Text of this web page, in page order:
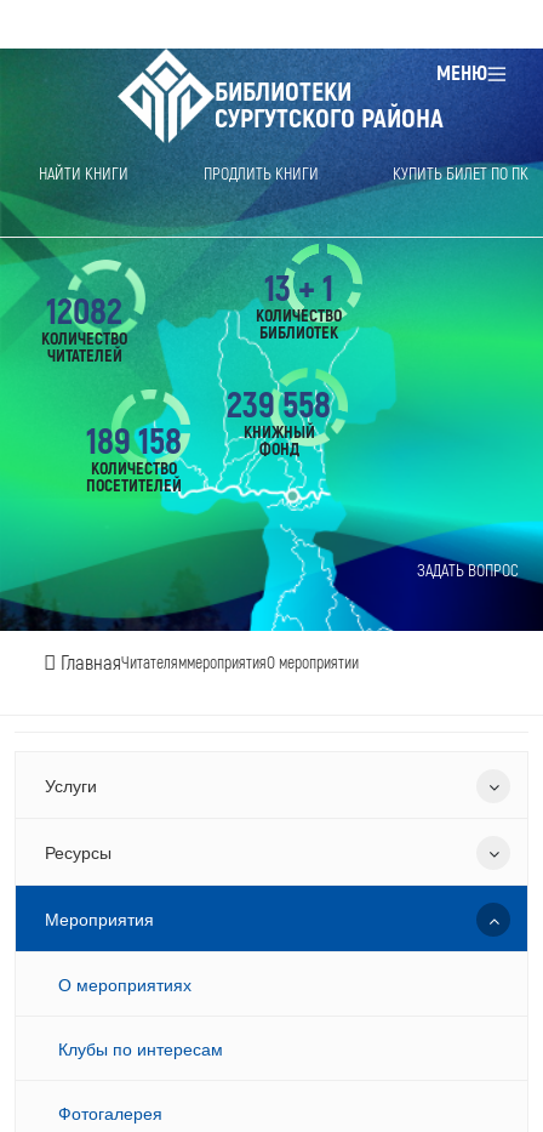
МЕНЮ
БИБЛИОТЕКИ
СУРГУТСКОГО РАЙОНА
НАЙТИ КНИГИ ПРОДЛИТЬ КНИГИ КУПИТЬ БИЛЕТ ПО ПК
ЗАДАТЬ ВОПРОС
ГлавнаяЧитателяммероприятияО мероприятии
12082
КОЛИЧЕСТВО
ЧИТАТЕЛЕЙ
189 158
КОЛИЧЕСТВО
ПОСЕТИТЕЛЕЙ
239 558
КНИЖНЫЙ
ФОНД
13 + 1
КОЛИЧЕСТВО
БИБЛИОТЕК
Услуги
Ресурсы
Мероприятия
О мероприятиях
Клубы по интересам
Фотогалерея